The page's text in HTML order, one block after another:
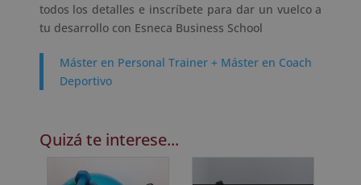
todos los detalles e inscríbete para dar un vuelco a
tu desarrollo con Esneca Business School
Máster en Personal Trainer + Máster en Coach
Deportivo
Quizá te interese...